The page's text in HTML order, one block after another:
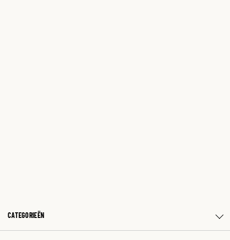
CATEGORIEËN